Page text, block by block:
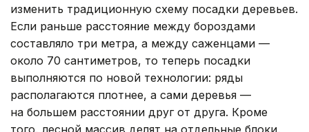
изменить традиционную схему посадки деревьев.
Если раньше расстояние между бороздами
составляло три метра, а между саженцами —
около 70 сантиметров, то теперь посадки
выполняются по новой технологии: ряды
располагаются плотнее, а сами деревья —
на большем расстоянии друг от друга. Кроме